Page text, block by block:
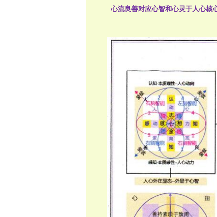
心流良善对应心智和心灵于人心核